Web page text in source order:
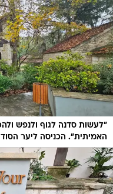
"לעשות סדנה לגוף ולנפש
האמיתית". הכניסה ליער